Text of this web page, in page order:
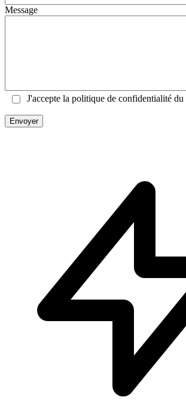
Message
J'accepte la politique de confidentialité du